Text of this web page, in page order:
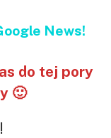
News!
do tej pory
🙂